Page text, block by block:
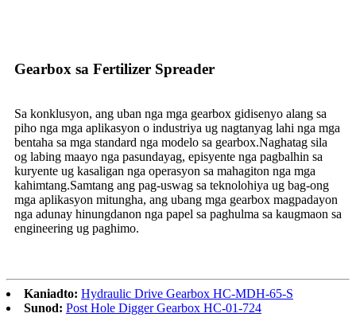
Gearbox sa Fertilizer Spreader
Sa konklusyon, ang uban nga mga gearbox gidisenyo alang sa
piho nga mga aplikasyon o industriya ug nagtanyag lahi nga mga
bentaha sa mga standard nga modelo sa gearbox.Naghatag sila
og labing maayo nga pasundayag, episyente nga pagbalhin sa
kuryente ug kasaligan nga operasyon sa mahagiton nga mga
kahimtang.Samtang ang pag-uswag sa teknolohiya ug bag-ong
mga aplikasyon mitungha, ang ubang mga gearbox magpadayon
nga adunay hinungdanon nga papel sa paghulma sa kaugmaon sa
engineering ug paghimo.
Kaniadto: Hydraulic Drive Gearbox HC-MDH-65-S
Sunod: Post Hole Digger Gearbox HC-01-724